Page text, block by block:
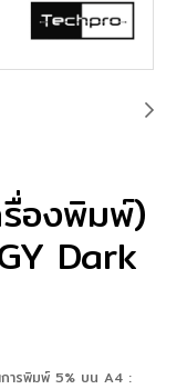
องพิมพ์)
Dark
ารพิมพ์ 5% บน A4 :